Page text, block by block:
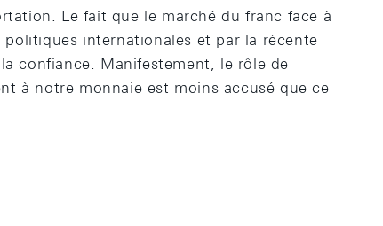
Le fait que le marché du franc face à
internationales et par la récente
confiance. Manifestement, le rôle de
à notre monnaie est moins accusé que ce